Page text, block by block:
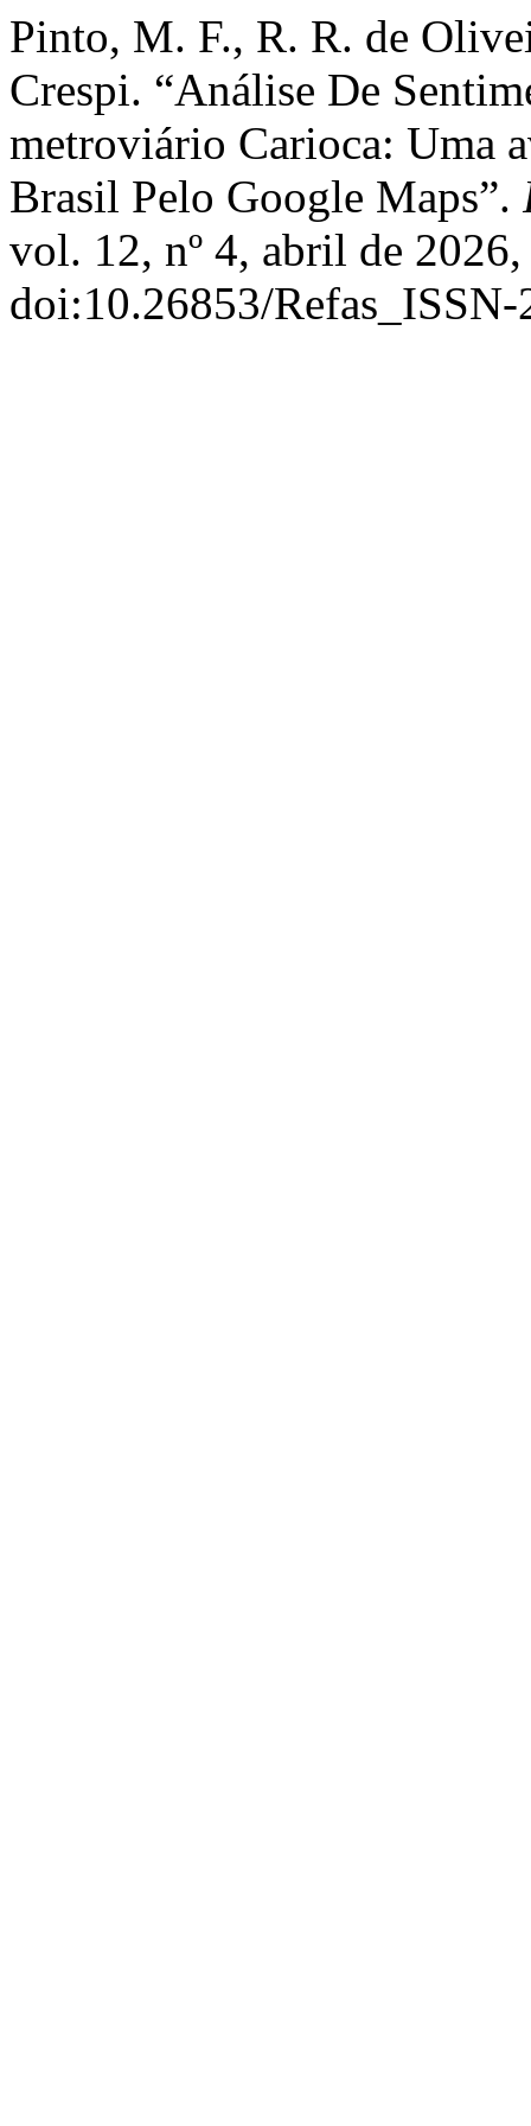
Pinto, M. F., R. R. de
Crespi. “Análise De
metroviário Carioca: Uma
Brasil Pelo Google Maps”.
vol. 12, nº 4, abril de
doi:10.26853/